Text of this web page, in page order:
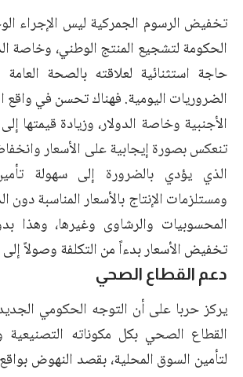
تخفيض الرسوم الجمركية ليس الإجراء
الحكومة لتشجيع المنتج الوطني، وخاصة
حاجة استثنائية لعلاقته بالصحة
الضروريات اليومية. فهناك تحسن في واقع
الأجنبية وخاصة الدولار، وزيادة قيمتها
تنعكس بصورة إيجابية على الأسعار
الذي يؤدي بالضرورة إلى سهولة
ومستلزمات الإنتاج بالأسعار المناسبة
المحسوبيات والرشاوى وغيرها، وهذا
تخفيض الأسعار بدءاً من التكلفة وصولاً
دعم القطاع الصحي
يركز حربا على أن التوجه الحكومي
القطاع الصحي بكل مكوناته
لتأمين السوق المحلية، بقصد النهوض